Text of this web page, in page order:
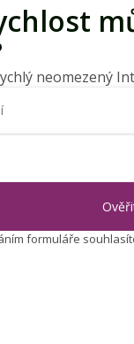
neomezený
formuláře